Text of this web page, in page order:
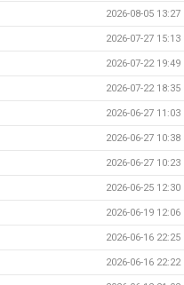
2026-08-05 13:27
2026-07-27 15:13
2026-07-22 19:49
2026-07-22 18:35
2026-06-27 11:03
2026-06-27 10:38
2026-06-27 10:23
2026-06-25 12:30
2026-06-19 12:06
2026-06-16 22:25
2026-06-16 22:22